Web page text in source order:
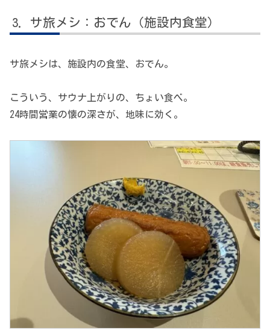
サ旅メシ：おでん（施設内食堂）
サ旅メシは、施設内の食堂、おでん。
こういう、サウナ上がりの、ちょい食べ。
24時間営業の懐の深さが、地味に効く。